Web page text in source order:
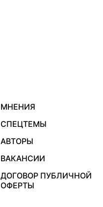
МНЕНИЯ
СПЕЦТЕМЫ
АВТОРЫ
ВАКАНСИИ
ДОГОВОР ПУБЛИЧНОЙ
ОФЕРТЫ